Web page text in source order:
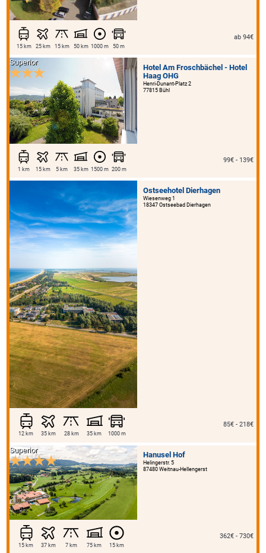
15 km 25 km 15 km 50 km 1000 m 50 m
ab 94€
Hotel Am Froschbächel - Hotel
Haag OHG
Henri-Dunant-Platz 2
77815 Bühl
Superior
1 km 15 km 5 km 35 km 1500 m 200 m
99€ - 139€
Ostseehotel Dierhagen
Wiesenweg 1
18347 Ostseebad Dierhagen
12 km 35 km 28 km 35 km 1000 m
85€ - 218€
Hanusel Hof
Helingerstr. 5
87480 Weitnau-Hellengerst
Superior
15 km 37 km 7 km 75 km 15 km
362€ - 730€